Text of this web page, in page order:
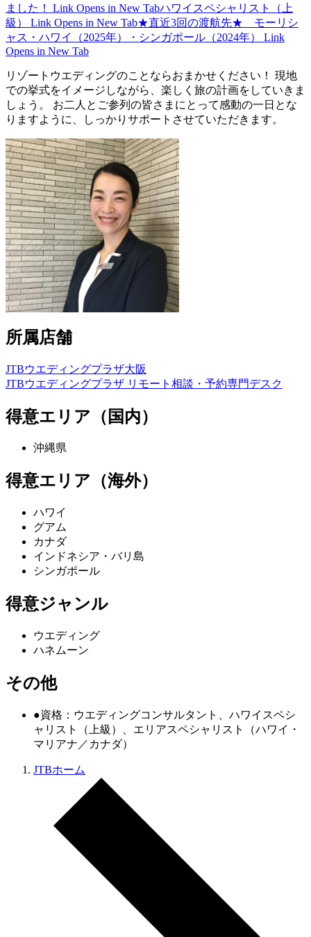
ました！
Link Opens in New Tabハワイスペシャリスト（上
級）
Link Opens in New Tab★直近3回の渡航先★ モーリシ
ャス・ハワイ（2025年）・シンガポール（2024年）
Link
Opens in New Tab
リゾートウエディングのことならおまかせください！ 現地
での挙式をイメージしながら、楽しく旅の計画をしていきま
しょう。 お二人とご参列の皆さまにとって感動の一日とな
りますように、しっかりサポートさせていただきます。
所属店舗
JTBウエディングプラザ大阪
JTBウエディングプラザ リモート相談・予約専門デスク
得意エリア（国内）
沖縄県
得意エリア（海外）
ハワイ
グアム
カナダ
インドネシア・バリ島
シンガポール
得意ジャンル
ウエディング
ハネムーン
その他
●資格：ウエディングコンサルタント、ハワイスペシ
ャリスト（上級）、エリアスペシャリスト（ハワイ・
マリアナ／カナダ）
JTBホーム